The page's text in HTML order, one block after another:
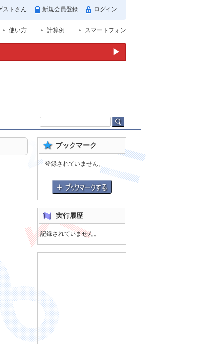
ストさん 新規会員登録 ログイン
使い方 計算例 スマートフォン
▶
ブックマーク
登録されていません。
実行履歴
記録されていません。